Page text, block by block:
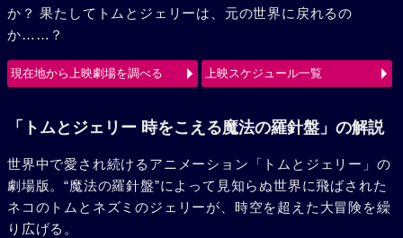
か？ 果たしてトムとジェリーは、元の世界に戻れるの
か……？
現在地から上映劇場を調べる 上映スケジュール一覧
「トムとジェリー 時をこえる魔法の羅針盤」の解説
世界中で愛され続けるアニメーション「トムとジェリー」の
劇場版。“魔法の羅針盤”によって見知らぬ世界に飛ばされた
ネコのトムとネズミのジェリーが、時空を超えた大冒険を繰
り広げる。